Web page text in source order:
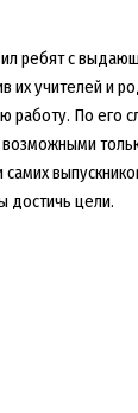
ребят с
их учителей и
работу. По его
возможными
достичь цели.